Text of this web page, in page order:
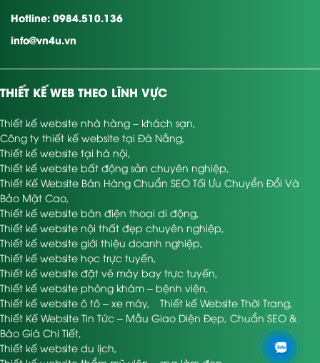
Hotline: 0984.510.136
info@vn4u.vn
THIẾT KẾ WEB THEO LĨNH VỰC
Thiết kế website nhà hàng – khách sạn,
Công ty thiết kế website tại Đà Nẵng,
Thiết kế website tại hà nội,
Thiết kế website bất động sản chuyên nghiệp,
Thiết Kế Website Bán Hàng Chuẩn SEO Tối Ưu Chuyển Đổi Và
Bảo Mật Cao,
Thiết kế website bán điện thoại di động,
Thiết kế website nội thất đẹp chuyên nghiệp,
Thiết kế website giới thiệu doanh nghiệp,
Thiết kế website học trực tuyến,
Thiết kế website đặt vé máy bay trực tuyến,
Thiết kế website phòng khám – bệnh viện,
Thiết kế website ô tô – xe máy, Thiết kế Website Thời Trang,
Thiết Kế Website Tin Tức – Mẫu Giao Diện Đẹp, Chuẩn SEO &
Báo Giá Chi Tiết,
Thiết kế website du lịch,